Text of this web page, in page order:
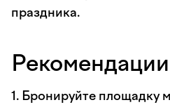
праздника.
1. Бронируйте площадку